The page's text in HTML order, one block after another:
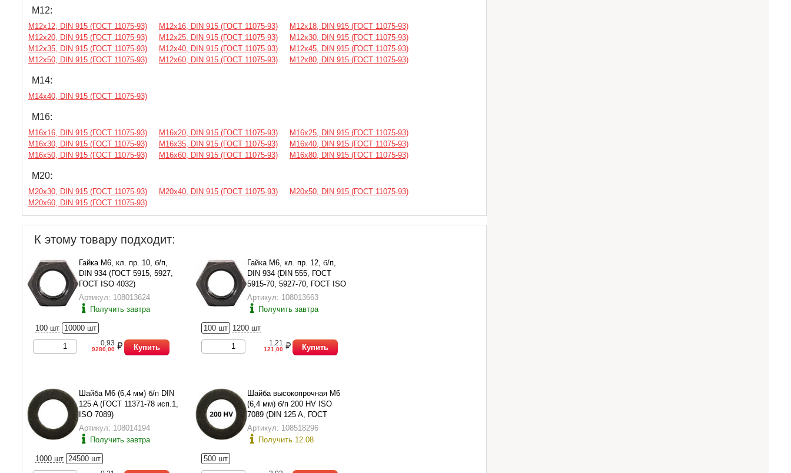
М12:
М12х12, DIN 915 (ГОСТ 11075-93) М12х16, DIN 915 (ГОСТ 11075-93)
М12х18, DIN 915 (ГОСТ 11075-93)
М12х20, DIN 915 (ГОСТ 11075-93)
М12х25, DIN 915 (ГОСТ 11075-93)
М12х30, DIN 915 (ГОСТ 11075-93)
М12х35, DIN 915 (ГОСТ 11075-93)
М12х40, DIN 915 (ГОСТ 11075-93)
М12х45, DIN 915 (ГОСТ 11075-93)
М12х50, DIN 915 (ГОСТ 11075-93)
М12х60, DIN 915 (ГОСТ 11075-93) М12х80, DIN 915 (ГОСТ 11075-93)
М14:
М14х40, DIN 915 (ГОСТ 11075-93)
М16:
М16х16, DIN 915 (ГОСТ 11075-93) М16х20, DIN 915 (ГОСТ 11075-93)
М16х25, DIN 915 (ГОСТ 11075-93)
М16х30, DIN 915 (ГОСТ 11075-93)
М16х35, DIN 915 (ГОСТ 11075-93)
М16х40, DIN 915 (ГОСТ 11075-93)
М16х50, DIN 915 (ГОСТ 11075-93)
М16х60, DIN 915 (ГОСТ 11075-93) М16х80, DIN 915 (ГОСТ 11075-93)
М20:
М20х30, DIN 915 (ГОСТ 11075-93) М20х40, DIN 915 (ГОСТ 11075-93)
М20х50, DIN 915 (ГОСТ 11075-93)
М20х60, DIN 915 (ГОСТ 11075-93)
К этому товару подходит:
Гайка М6, кл. пр. 10, б/п,
DIN 934 (ГОСТ 5915, 5927,
ГОСТ ISO 4032)
Артикул: 108013624
Получить завтра
100 шт 10000 шт
0,93
9280,00 Купить
Гайка М6, кл. пр. 12, б/п,
DIN 934 (DIN 555, ГОСТ
5915-70, 5927-70, ГОСТ ISO
4032)
Артикул: 108013663
Получить завтра
100 шт 1200 шт
1,21
121,00 Купить
Шайба М6 (6,4 мм) б/п DIN
125 A (ГОСТ 11371-78 исп.1,
ISO 7089)
Артикул: 108014194
Получить завтра
1000 шт 24500 шт
Шайба высокопрочная М6
(6,4 мм) б/п 200 HV ISO
7089 (DIN 125 A, ГОСТ
11371-78 исп.1)
Артикул: 108518296
Получить 12.08
500 шт